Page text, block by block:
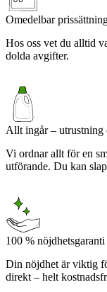
Omedelbar
Hos oss vet du alltid
dolda avgifter.
Allt ingår – utrustning
Vi ordnar allt för en
utförande. Du kan
100 % nöjdhetsgaranti
Din nöjdhet är viktig
direkt – helt